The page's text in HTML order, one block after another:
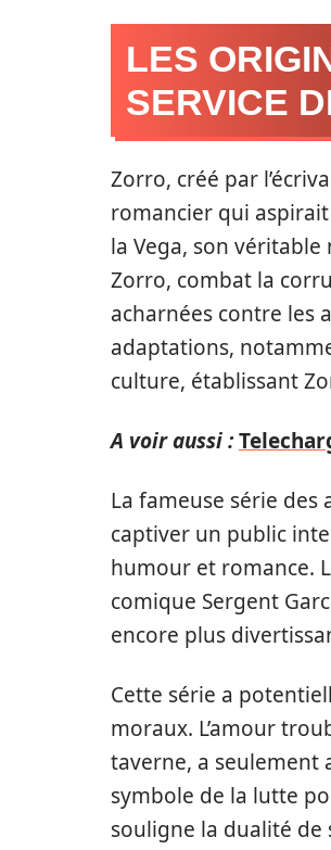
LES
SERVICE
Zorro, créé par
romancier qui
la Vega, son
Zorro, combat la
acharnées contre les
adaptations,
culture, établissant
A voir aussi :
La fameuse série des
captiver un public
humour et romance.
comique Sergent
encore plus
Cette série a
moraux. L’amour
taverne, a seulement
symbole de la lutte
souligne la dualité de